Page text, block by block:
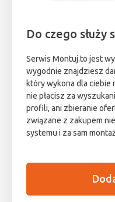
Do czego służy
Serwis Montuj.to jest
wygodnie znajdziesz
który wykona dla ciebie
nie płacisz za
profili, ani zbieranie
związane z zakupem
systemu i za sam